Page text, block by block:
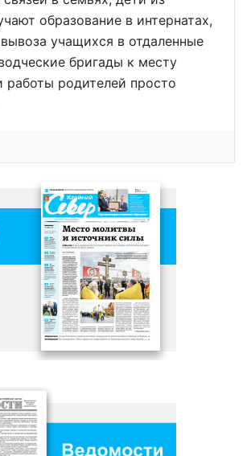
образование в интернатах,
учащихся в отдаленные
бригады к месту
работы родителей просто